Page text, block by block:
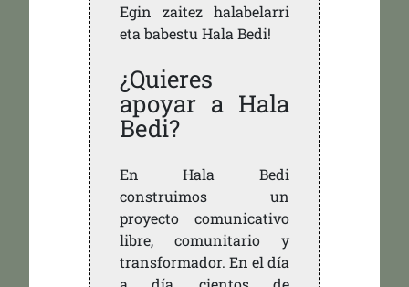
Egin zaitez halabelarri
eta babestu Hala Bedi!
¿Quieres
apoyar a Hala
Bedi?
En Hala Bedi
construimos un
proyecto comunicativo
libre, comunitario y
transformador. En el día